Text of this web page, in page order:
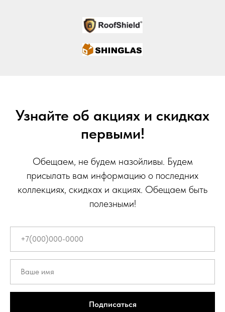
Узнайте об акциях и скидках
первыми!
Обещаем, не будем назойливы. Будем
присылать вам информацию о последних
коллекциях, скидках и акциях. Обещаем быть
полезными!
Подписаться